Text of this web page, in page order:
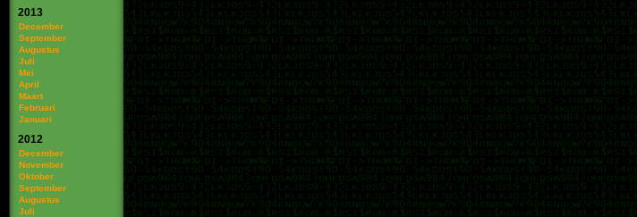
2013
December
September
Augustus
Juli
Mei
April
Maart
Februari
Januari
2012
December
November
Oktober
September
Augustus
Juli